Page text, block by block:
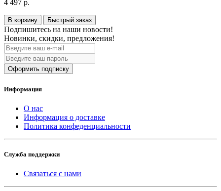
4 497 р.
В корзину Быстрый заказ
Подпишитесь на наши новости!
Новинки, скидки, предложения!
Оформить подписку
Информация
О нас
Информация о доставке
Политика конфеденциальности
Служба поддержки
Связаться с нами